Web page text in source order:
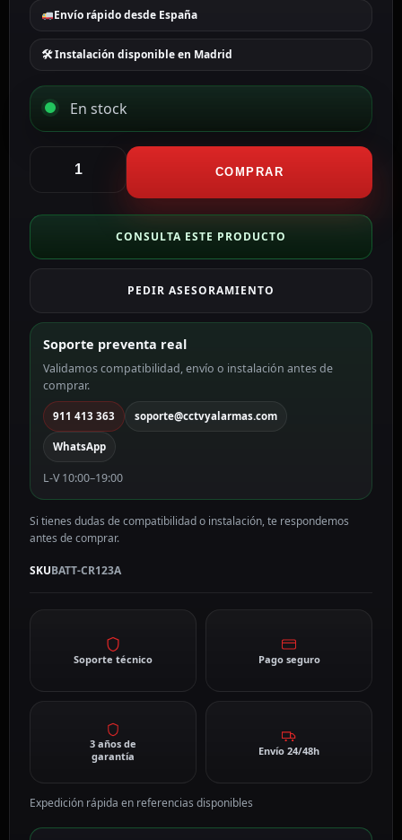
Envío rápido desde España
🛠 Instalación disponible en Madrid
En stock
Safire
CR123A
BATT-
cantidad
COMPRAR
CONSULTA ESTE PRODUCTO
PEDIR ASESORAMIENTO
Soporte preventa real
Validamos compatibilidad, envío o instalación antes de
comprar.
911 413 363 soporte@cctvyalarmas.com
WhatsApp
L-V 10:00–19:00
Si tienes dudas de compatibilidad o instalación, te respondemos
antes de comprar.
SKUBATT-CR123A
Soporte técnico Pago seguro
3 años de
garantía
Envío 24/48h
Expedición rápida en referencias disponibles